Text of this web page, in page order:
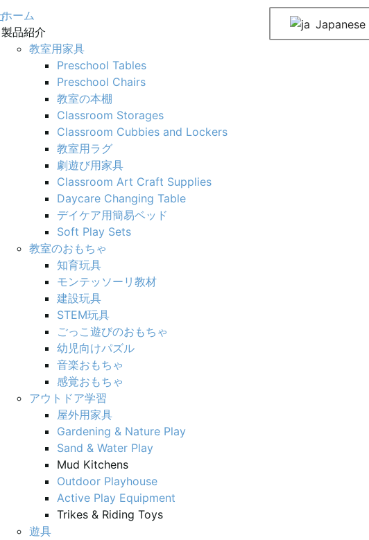
ホーム
製品紹介
教室用家具
Preschool Tables
Preschool Chairs
教室の本棚
Classroom Storages
Classroom Cubbies and Lockers
教室用ラグ
劇遊び用家具
Classroom Art Craft Supplies
Daycare Changing Table
デイケア用簡易ベッド
Soft Play Sets
教室のおもちゃ
知育玩具
モンテッソーリ教材
建設玩具
STEM玩具
ごっこ遊びのおもちゃ
幼児向けパズル
音楽おもちゃ
感覚おもちゃ
アウトドア学習
屋外用家具
Gardening & Nature Play
Sand & Water Play
Mud Kitchens
Outdoor Playhouse
Active Play Equipment
Trikes & Riding Toys
遊具
Japanese